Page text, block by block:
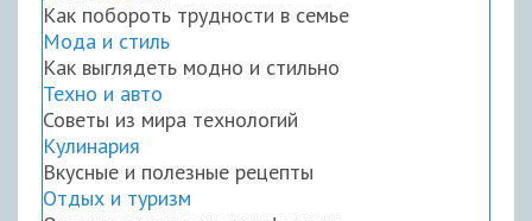
Как побороть трудности в семье
Мода и стиль
Как выглядеть модно и стильно
Техно и авто
Советы из мира технологий
Кулинария
Вкусные и полезные рецепты
Отдых и туризм